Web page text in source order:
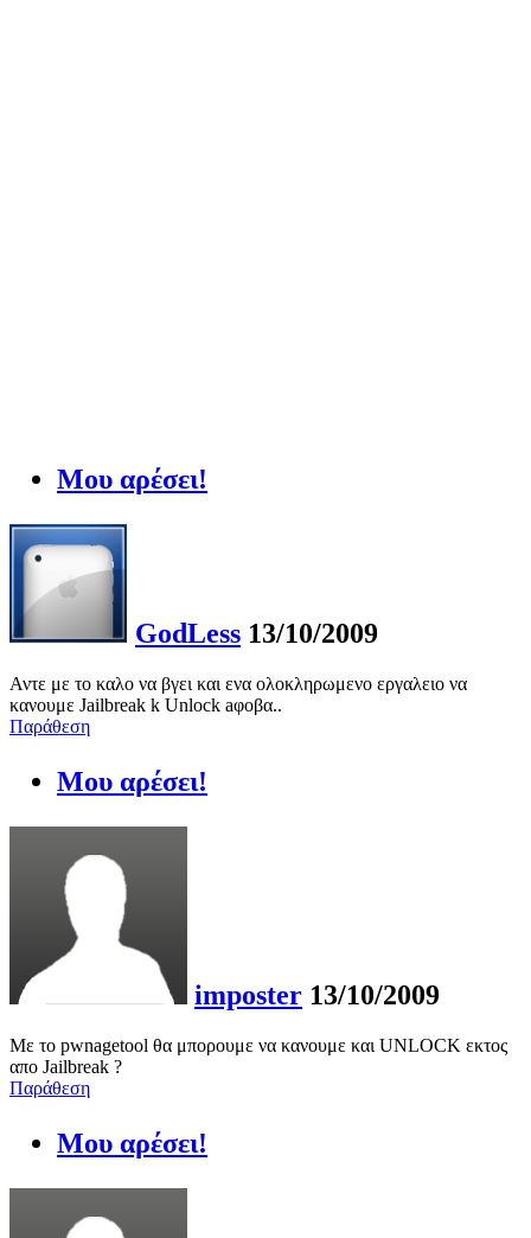
Μου αρέσει!
GodLess 13/10/2009
Αντε με το καλο να βγει και ενα ολοκληρωμενο εργαλειο να
κανουμε Jailbreak k Unlock aφοβα..
Παράθεση
Μου αρέσει!
imposter 13/10/2009
Με το pwnagetool θα μπορουμε να κανουμε και UNLOCK εκτος
απο Jailbreak ?
Παράθεση
Μου αρέσει!